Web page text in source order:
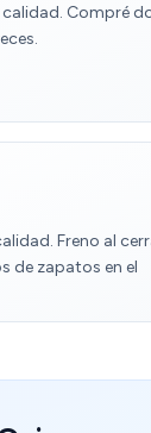
calidad. Compré
Freno al
de zapatos en el